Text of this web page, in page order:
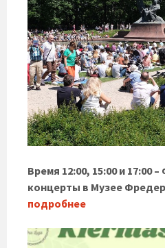
Время 12:00, 15:00 и 17:00
концерты в Музее
подробнее